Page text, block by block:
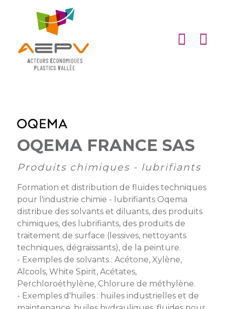
ACCUEIL
ASSOCIATION
et
Visites
d’entreprise
Ateliers
AEPV
Club
managers
intermédiaires
Devenir
Liste
des
membres
Actualité
des
membres
Kit
de
PARTENARIATS
Partenaires
institutionnels
Dispositifs
partenaires
Offres
EMPLOI
ACTUALITÉS
DE
L’AEPV
CONTACT
OQEMA FRANCE SAS
Produits chimiques - lubrifiants
Formation et distribution de fluides techniques
pour l'industrie chimie - lubrifiants Oqema
distribue des solvants et diluants, des produits
chimiques, des lubrifiants, des produits de
traitement de surface (lessives, nettoyants
techniques, dégraissants), de la peinture.
- Exemples de solvants : Acétone, Xylène,
Alcools, White Spirit, Acétates,
Perchloroéthylène, Chlorure de méthylène.
- Exemples d'huiles : huiles industrielles et de
Cookies management panel